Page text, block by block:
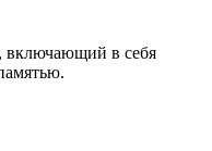
включающий в себя